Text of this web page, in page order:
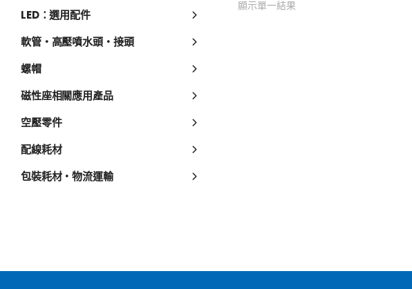
LED：選用配件
軟管・高壓噴水頭・接頭
螺帽
磁性座相關應用產品
空壓零件
配線耗材
包裝耗材・物流運輸
顯示單一結果